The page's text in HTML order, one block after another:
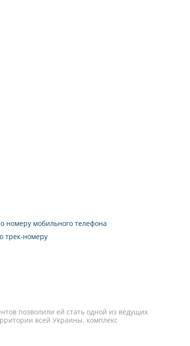
номеру мобильного телефона
трек-номеру
позволили ей стать одной из ведущих
всей Украины, комплекс